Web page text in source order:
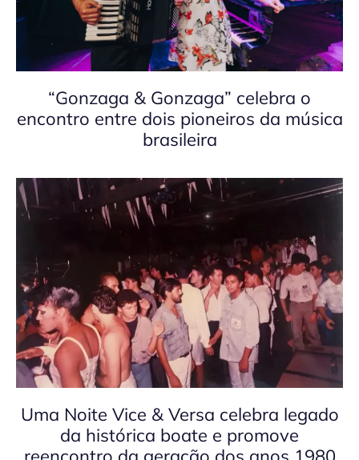
“Gonzaga & Gonzaga” celebra o
encontro entre dois pioneiros da música
brasileira
Uma Noite Vice & Versa celebra legado
da histórica boate e promove